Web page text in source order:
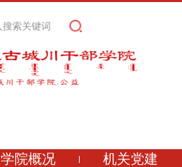
学院概况
机关党建